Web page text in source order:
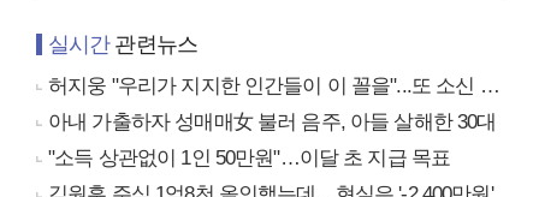
실시간관련뉴스
허지웅 "우리가 지지한 인간들이 이 꼴을"...또 소신 발언
아내 가출하자 성매매女 불러 음주, 아들 살해한 30대
"소득 상관없이 1인 50만원"…이달 초 지급 목표